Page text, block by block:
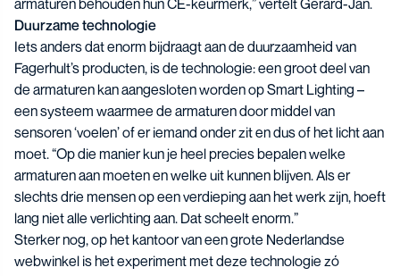
armaturen behouden hun CE-keurmerk,” vertelt Gerard-Jan.
Duurzame technologie
Iets anders dat enorm bijdraagt aan de duurzaamheid van
Fagerhult’s producten, is de technologie: een groot deel van
de armaturen kan aangesloten worden op Smart Lighting –
een systeem waarmee de armaturen door middel van
sensoren ‘voelen’ of er iemand onder zit en dus of het licht aan
moet. “Op die manier kun je heel precies bepalen welke
armaturen aan moeten en welke uit kunnen blijven. Als er
slechts drie mensen op een verdieping aan het werk zijn, hoeft
lang niet alle verlichting aan. Dat scheelt enorm.”
Sterker nog, op het kantoor van een grote Nederlandse
webwinkel is het experiment met deze technologie zó